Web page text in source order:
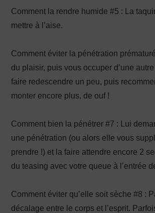
Comment la rendre humide #5 : La
mettre à l’aise.
Comment éviter la pénétration
du plaisir, puis vous occuper d’une
faire redescendre un peu, puis
monter encore plus, de ouf !
Comment bien la pénétrer #7 : Lui
une pénétration (ou alors elle vous
prendre !) et la faire attendre encore 2
du teasing avec votre queue à l’entrée
Comment éviter qu’elle soit sèche #8 :
décalage entre le corps et l’esprit.